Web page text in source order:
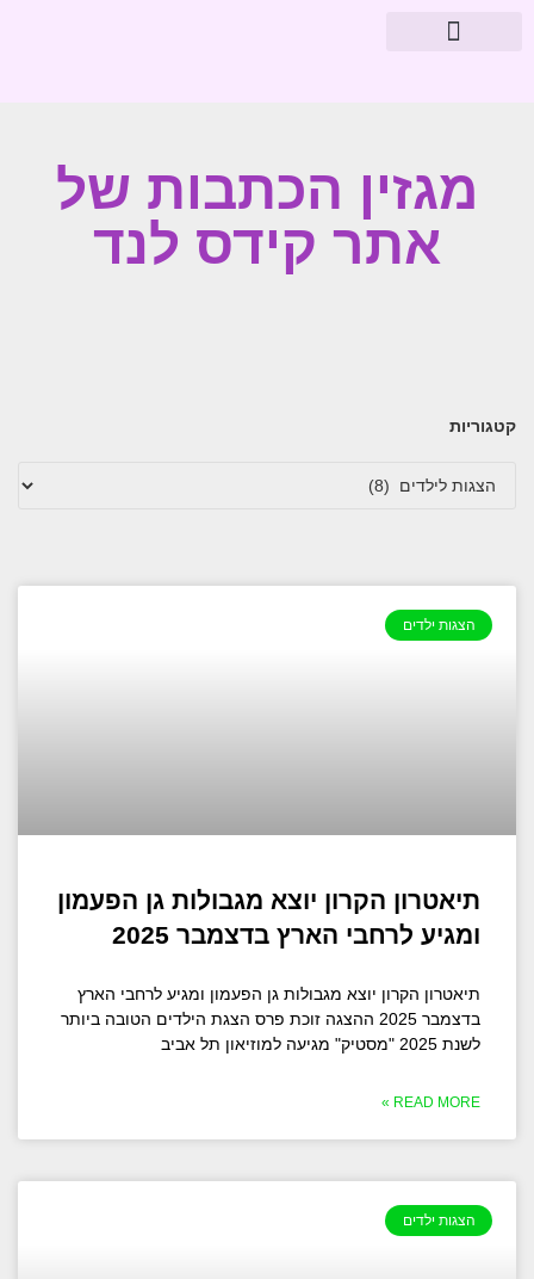
מגזין הכתבות של
אתר קידס לנד
קטגוריות
הצגות ילדים
תיאטרון הקרון יוצא מגבולות גן הפעמון
ומגיע לרחבי הארץ בדצמבר 2025
תיאטרון הקרון יוצא מגבולות גן הפעמון ומגיע לרחבי הארץ
בדצמבר 2025 ההצגה זוכת פרס הצגת הילדים הטובה ביותר
לשנת 2025 "מסטיק" מגיעה למוזיאון תל אביב
READ MORE »
הצגות ילדים